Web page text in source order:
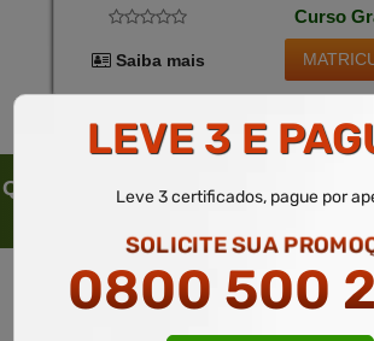
Sustentável, Como o Uso de Adubos
de Culturas e Controle Biológico de
a Saúde do Solo e a
Curso
Saiba mais
QUEM SOLICITOU ESTE CURSO
TAMBÉM
LEVE 3 E
Leve 3 certificados, pague por
SOLICITE SUA
0800 500